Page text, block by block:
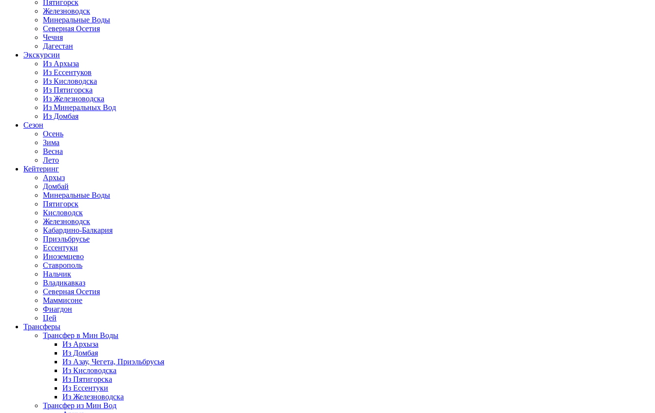
Пятигорск
Железноводск
Минеральные Воды
Северная Осетия
Чечня
Дагестан
Экскурсии
Из Архыза
Из Ессентуков
Из Кисловодска
Из Пятигорска
Из Железноводска
Из Минеральных Вод
Из Домбая
Сезон
Осень
Зима
Весна
Лето
Кейтеринг
Архыз
Домбай
Минеральные Воды
Пятигорск
Кисловодск
Железноводск
Кабардино-Балкария
Приэльбрусье
Ессентуки
Иноземцево
Ставрополь
Нальчик
Владикавказ
Северная Осетия
Маммисоне
Фиагдон
Цей
Трансферы
Трансфер в Мин Воды
Из Архыза
Из Домбая
Из Азау, Чегета, Приэльбрусья
Из Кисловодска
Из Пятигорска
Из Ессентуки
Из Железноводска
Трансфер из Мин Вод